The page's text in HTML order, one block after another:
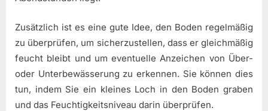
Zusätzlich ist es eine gute Idee, den Boden regelmäßig
zu überprüfen, um sicherzustellen, dass er gleichmäßig
feucht bleibt und um eventuelle Anzeichen von Über-
oder Unterbewässerung zu erkennen. Sie können dies
tun, indem Sie ein kleines Loch in den Boden graben
und das Feuchtigkeitsniveau darin überprüfen.